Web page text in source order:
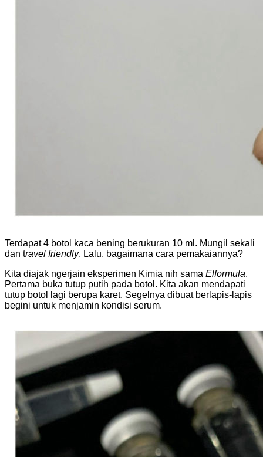
Terdapat 4 botol kaca bening berukuran 10 ml. Mungil sekali
dan travel friendly. Lalu, bagaimana cara pemakaiannya?
Kita diajak ngerjain eksperimen Kimia nih sama Elformula.
Pertama buka tutup putih pada botol. Kita akan mendapati
tutup botol lagi berupa karet. Segelnya dibuat berlapis-lapis
begini untuk menjamin kondisi serum.